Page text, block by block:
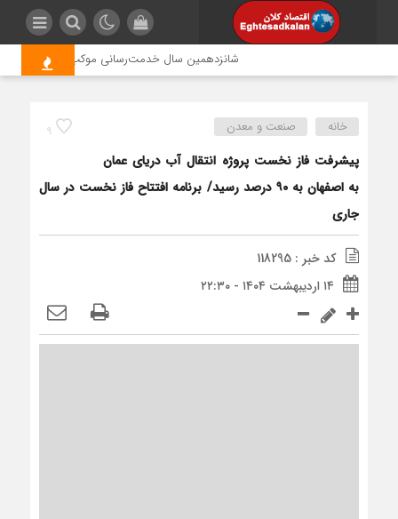
شانزدهمین سال خدمت‌رسانی موکب امام رضا (ع)
9 خانه صنعت و معدن
پیشرفت فاز نخست پروژه انتقال آب دریای عمان
به اصفهان به ۹۰ درصد رسید/ برنامه افتتاح فاز نخست در سال
جاری
کد خبر : 118295
۱۴ اردیبهشت ۱۴۰۴ - ۲۲:۳۰